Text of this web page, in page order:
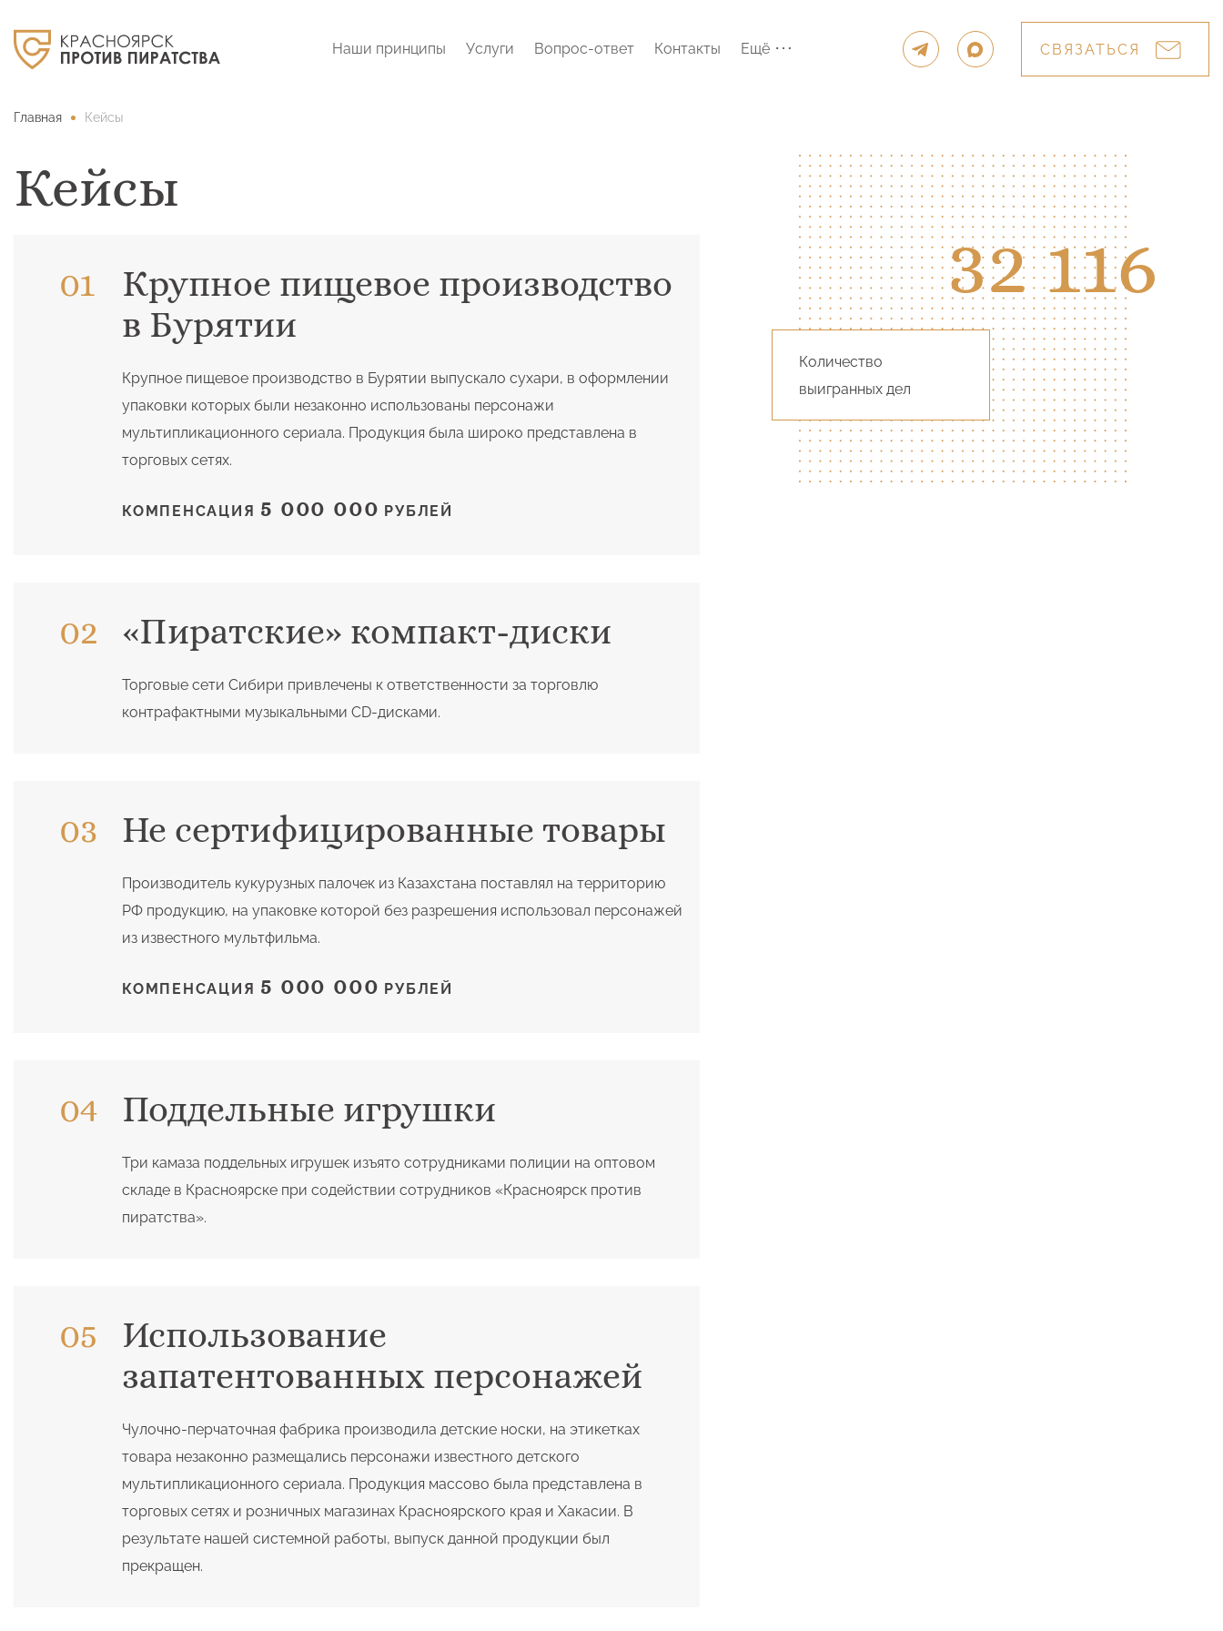
Наши принципы Услуги Вопрос-ответ Контакты Ещё СВЯЗАТЬСЯ
Главная Кейсы
Кейсы
Крупное пищевое производство
в Бурятии
Крупное пищевое производство в Бурятии выпускало сухари, в оформлении
упаковки которых были незаконно использованы персонажи
мультипликационного сериала. Продукция была широко представлена в
торговых сетях.
КОМПЕНСАЦИЯ 5 000 000 РУБЛЕЙ
«Пиратские» компакт-диски
Торговые сети Сибири привлечены к ответственности за торговлю
контрафактными музыкальными CD-дисками.
Не сертифицированные товары
Производитель кукурузных палочек из Казахстана поставлял на территорию
РФ продукцию, на упаковке которой без разрешения использовал персонажей
из известного мультфильма.
КОМПЕНСАЦИЯ 5 000 000 РУБЛЕЙ
Поддельные игрушки
Три камаза поддельных игрушек изъято сотрудниками полиции на оптовом
складе в Красноярске при содействии сотрудников «Красноярск против
пиратства».
Использование
запатентованных персонажей
Чулочно-перчаточная фабрика производила детские носки, на этикетках
товара незаконно размещались персонажи известного детского
мультипликационного сериала. Продукция массово была представлена в
торговых сетях и розничных магазинах Красноярского края и Хакасии. В
результате нашей системной работы, выпуск данной продукции был
прекращен.
32 116
Количество
выигранных дел